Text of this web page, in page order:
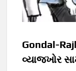
Gondal-
વ્યાજખોર